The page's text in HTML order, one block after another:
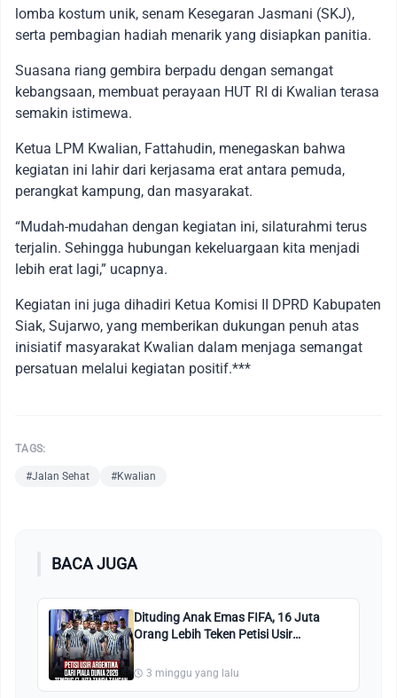
lomba kostum unik, senam Kesegaran Jasmani (SKJ),
serta pembagian hadiah menarik yang disiapkan panitia.
Suasana riang gembira berpadu dengan semangat
kebangsaan, membuat perayaan HUT RI di Kwalian terasa
semakin istimewa.
Ketua LPM Kwalian, Fattahudin, menegaskan bahwa
kegiatan ini lahir dari kerjasama erat antara pemuda,
perangkat kampung, dan masyarakat.
“Mudah-mudahan dengan kegiatan ini, silaturahmi terus
terjalin. Sehingga hubungan kekeluargaan kita menjadi
lebih erat lagi,” ucapnya.
Kegiatan ini juga dihadiri Ketua Komisi II DPRD Kabupaten
Siak, Sujarwo, yang memberikan dukungan penuh atas
inisiatif masyarakat Kwalian dalam menjaga semangat
persatuan melalui kegiatan positif.***
TAGS:
#Jalan Sehat #Kwalian
BACA JUGA
Dituding Anak Emas FIFA, 16 Juta
Orang Lebih Teken Petisi Usir
3 minggu yang lalu